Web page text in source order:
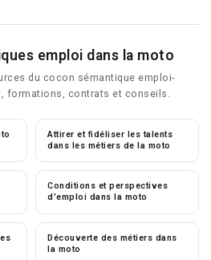
emploi dans la moto
du cocon sémantique emploi-
formations, contrats et conseils.
Attirer et fidéliser les talents
dans les métiers de la moto
Conditions et perspectives
d'emploi dans la moto
Découverte des métiers dans
la moto